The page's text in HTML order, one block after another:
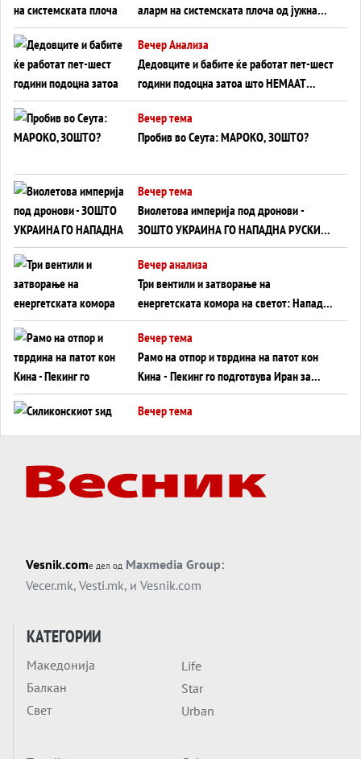
аларм на системската плоча од јужна
Германија до Црното Море...
Вечер Анализа
Дедовците и бабите ќе работат пет-шест
години подоцна затоа што НЕМААТ
ВНУЦИ ДА ГИ ЗАМЕНАТ
Вечер тема
Пробив во Сеута: МАРОКО, ЗОШТО?
Вечер тема
Виолетова империја под дронови -
ЗОШТО УКРАИНА ГО НАПАДНА РУСКИОТ
WILDBERRIES
Вечер анализа
Три вентили и затворање на
енергетската комора на светот: Нападот
во Суец најавува глобален енергетски
инфаркт?
Вечер тема
Рамо на отпор и тврдина на патот кон
Кина - Пекинг го подготвува Иран за
американска копнена инвазија
Вечер тема
Вечер тема
Трамп тврди дека повторно „разговара“
Вечер тема
ДЛАБОКО УДОЛУ: Сметководствените
трикови што го соборија ЕНРОН ги
Вечер тема
Vesnik.comе дел од Maxmedia Group:
Vecer.mk, Vesti.mk, и Vesnik.com
КАТЕГОРИИ
Македонија
Балкан
Свет
Life
Star
Urban